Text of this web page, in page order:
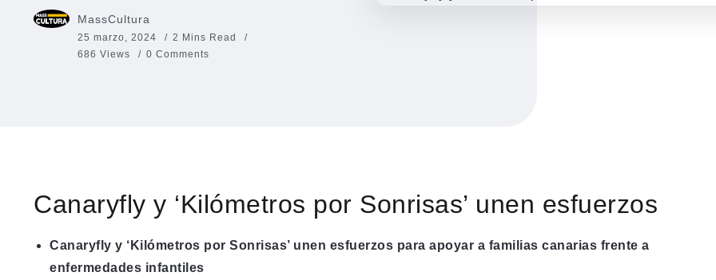
MassCultura
25 marzo, 2024
2 Mins Read
686 Views
0 Comments
Canaryfly y ‘Kilómetros por Sonrisas’ unen esfuerzos
Canaryfly y ‘Kilómetros por Sonrisas’ unen esfuerzos para apoyar a familias canarias frente a
enfermedades infantiles